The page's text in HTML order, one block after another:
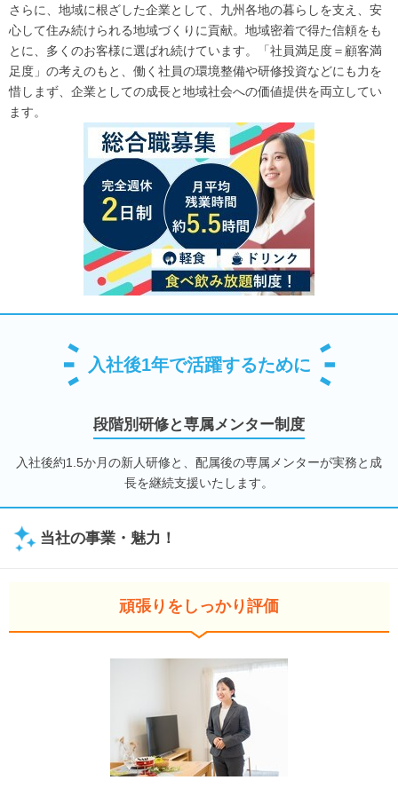
さらに、地域に根ざした企業として、九州各地の暮らしを支え、安
心して住み続けられる地域づくりに貢献。地域密着で得た信頼をも
とに、多くのお客様に選ばれ続けています。「社員満足度＝顧客満
足度」の考えのもと、働く社員の環境整備や研修投資などにも力を
惜しまず、企業としての成長と地域社会への価値提供を両立してい
ます。
入社後1年で活躍するために
段階別研修と専属メンター制度
入社後約1.5か月の新人研修と、配属後の専属メンターが実務と成
長を継続支援いたします。
当社の事業・魅力！
頑張りをしっかり評価